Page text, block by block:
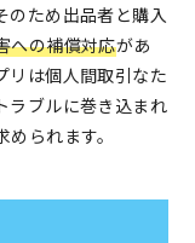
のため出品者と購入
への補償対応があ
リは個人間取引なた
ラブルに巻き込まれ
られます。